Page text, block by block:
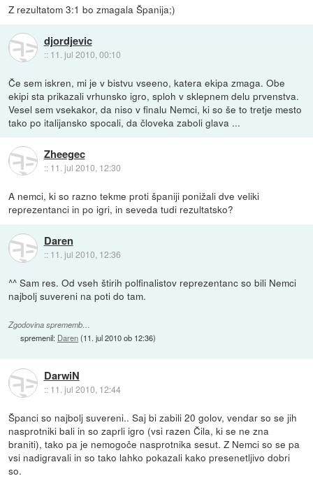
Z rezultatom 3:1 bo zmagala Španija;)
djordjevic
:: 11. jul 2010, 00:10
Če sem iskren, mi je v bistvu vseeno, katera ekipa zmaga. Obe
ekipi sta prikazali vrhunsko igro, sploh v sklepnem delu prvenstva.
Vesel sem vsekakor, da niso v finalu Nemci, ki so še to tretje mesto
tako po italijansko spocali, da človeka zaboli glava ...
Zheegec
:: 11. jul 2010, 12:30
A nemci, ki so razno tekme proti španiji ponižali dve veliki
reprezentanci in po igri, in seveda tudi rezultatsko?
Daren
:: 11. jul 2010, 12:36
^^ Sam res. Od vseh štirih polfinalistov reprezentanc so bili Nemci
najbolj suvereni na poti do tam.
Zgodovina sprememb…
spremenil: Daren(11. jul 2010 ob 12:36)
DarwiN
:: 11. jul 2010, 12:44
Španci so najbolj suvereni.. Saj bi zabili 20 golov, vendar so se jih
nasprotniki bali in so zaprli igro (vsi razen Čila, ki se ne zna
braniti), tako pa je nemogoče nasprotnika sesut. Z Nemci so se pa
vsi nadigravali in so tako lahko pokazali kako presenetljivo dobri
so.